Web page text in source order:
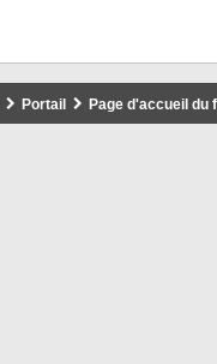
Portail Page d'accueil du